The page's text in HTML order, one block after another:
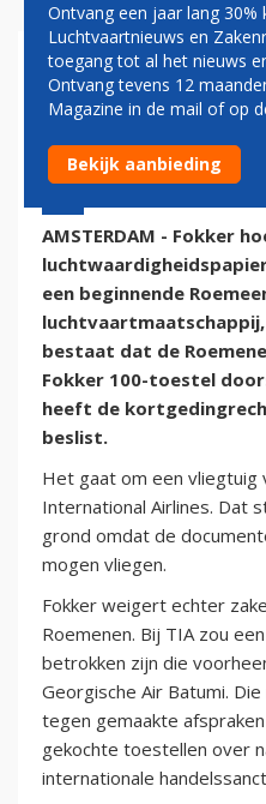
FOKKER
GEEN
20 januari 2015 - 11:59
AMSTERDAM - Fokker
een beginnende
bestaat dat de
Fokker 100-toestel
heeft de
beslist.
Het gaat om een vliegtuig
International Airlines. Dat
grond omdat de
mogen vliegen.
Fokker weigert echter
Roemenen. Bij TIA zou
betrokken zijn die
Georgische Air Batumi.
tegen gemaakte
gekochte toestellen over
internationale
Ontvang een jaar lang
Luchtvaartnieuws en
toegang tot al het nieuws
Ontvang tevens 12
Magazine in de mail of op
Bekijk aanbieding